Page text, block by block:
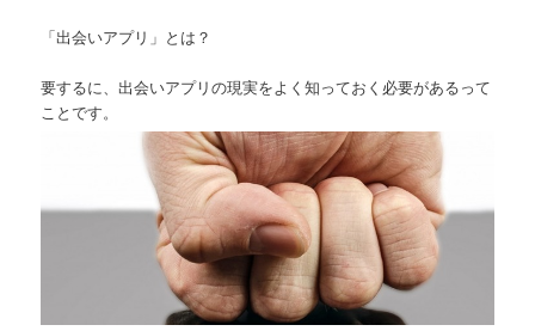
「出会いアプリ」とは？
要するに、出会いアプリの現実をよく知っておく必要があるって
ことです。